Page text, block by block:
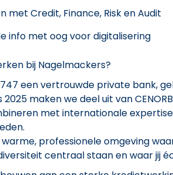
met Credit, Finance, Risk en Audit
info met oog voor digitalisering
bij Nagelmackers?
een vertrouwde private bank,
2025 maken we deel uit van
met internationale
professionele omgeving
centraal staan en waar jij